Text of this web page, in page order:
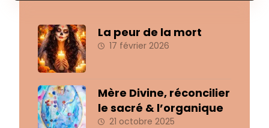
La peur de la mort
17 février 2026
Mère Divine, réconcilier
le sacré & l’organique
21 octobre 2025